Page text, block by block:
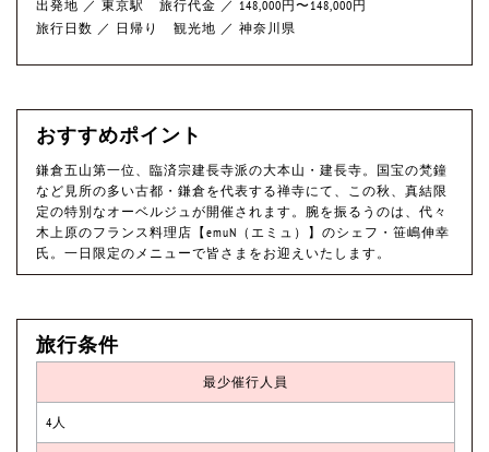
出発地 ／ 東京駅
旅行代金 ／ 148,000円〜148,000円
旅行日数 ／ 日帰り
観光地 ／ 神奈川県
おすすめポイント
鎌倉五山第一位、臨済宗建長寺派の大本山・建長寺。国宝の梵鐘
など見所の多い古都・鎌倉を代表する禅寺にて、この秋、真結限
定の特別なオーベルジュが開催されます。腕を振るうのは、代々
木上原のフランス料理店【emuN（エミュ）】のシェフ・笹嶋伸幸
氏。一日限定のメニューで皆さまをお迎えいたします。
旅行条件
最少催行人員
4人